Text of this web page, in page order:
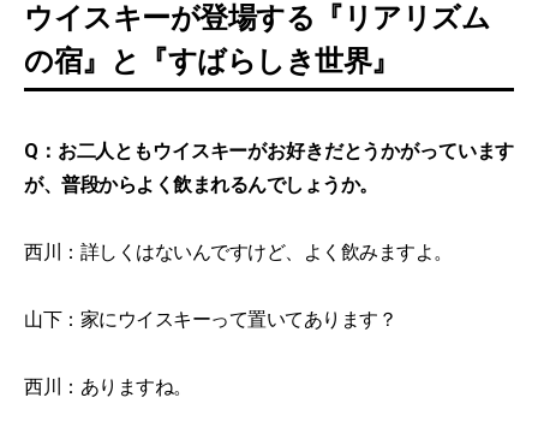
ウイスキーが登場する『リアリズム
の宿』と『すばらしき世界』
Q：お二人ともウイスキーがお好きだとうかがっています
が、普段からよく飲まれるんでしょうか。
西川：詳しくはないんですけど、よく飲みますよ。
山下：家にウイスキーって置いてあります？
西川：ありますね。